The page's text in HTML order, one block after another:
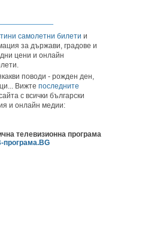
самолетни билети и
за държави, градове и
цени и онлайн
поводи - рожден ден,
Вижте последните
с всички български
и онлайн медии:
телевизионна програма
програма.BG